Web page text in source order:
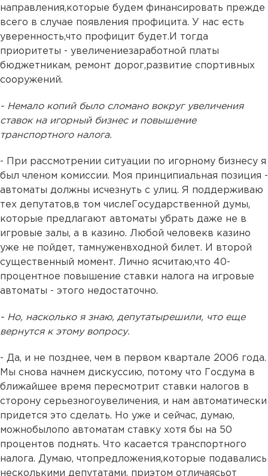
направления,которые будем финансировать прежде
всего в случае появления профицита. У нас есть
уверенность,что профицит будет.И тогда
приоритеты - увеличениезаработной платы
бюджетникам, ремонт дорог,развитие спортивных
сооружений.
- Немало копий было сломано вокруг увеличения
ставок на игорный бизнес и повышение
транспортного налога.
- При рассмотрении ситуации по игорному бизнесу я
был членом комиссии. Моя принципиальная позиция -
автоматы должны исчезнуть с улиц. Я поддерживаю
тех депутатов,в том числеГосударственной думы,
которые предлагают автоматы убрать даже не в
игровые залы, а в казино. Любой человекв казино
уже не пойдет, тамнуженвходной билет. И второй
существенный момент. Лично ясчитаю,что 40-
процентное повышение ставки налога на игровые
автоматы - этого недостаточно.
- Но, насколько я знаю, депутатырешили, что еще
вернутся к этому вопросу.
- Да, и не позднее, чем в первом квартале 2006 года.
Мы снова начнем дискуссию, потому что Госдума в
ближайшее время пересмотрит ставки налогов в
сторону серьезногоувеличения, и нам автоматически
придется это сделать. Но уже и сейчас, думаю,
можнобылопо автоматам ставку хотя бы на 50
процентов поднять. Что касается транспортного
налога. Думаю, чтопредложения,которые подавались
несколькими депутатами, приэтом отличаясьот